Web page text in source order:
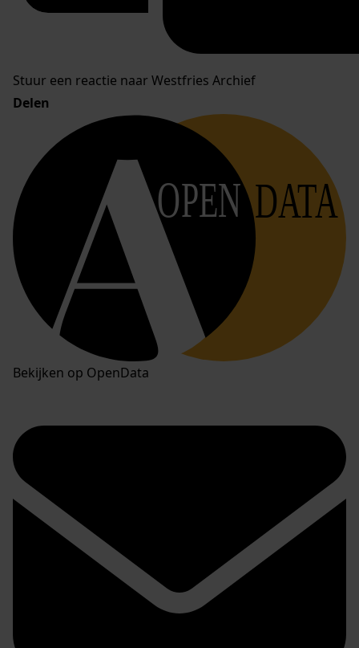
Stuur een reactie naar Westfries Archief
Delen
OPEN DATA
Bekijken op OpenData